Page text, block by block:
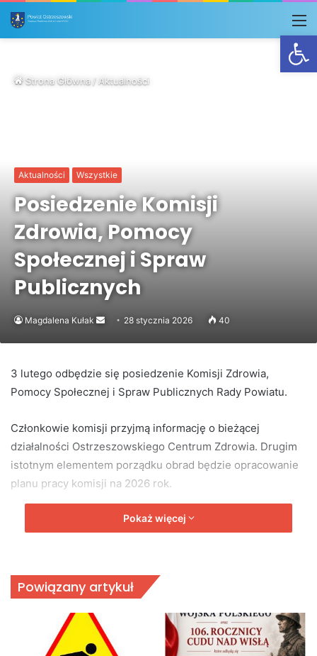
Strona Główna/Aktualności
Aktualności Wszystkie
Posiedzenie Komisji
Zdrowia, Pomocy
Społecznej i Spraw
Publicznych
Magdalena Kułak
Send 28 stycznia 2026 40
3 lutego odbędzie się posiedzenie Komisji Zdrowia,
Pomocy Społecznej i Spraw Publicznych Rady Powiatu.
Członkowie komisji przyjmą informację o bieżącej
działalności Ostrzeszowskiego Centrum Zdrowia. Drugim
istotnym elementem porządku obrad będzie opracowanie
planu pracy komisji na 2026 rok.
Pokaż więcej
Powiązany artykuł